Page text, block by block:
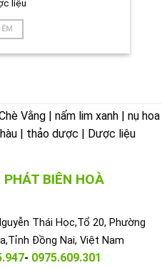
liệu
Vằng | nấm lim xanh | nụ hoa
| thảo dược | Dược liệu
BIÊN HOÀ
Thái Học,Tổ 20, Phường
Đồng Nai, Việt Nam
- 0975.609.301